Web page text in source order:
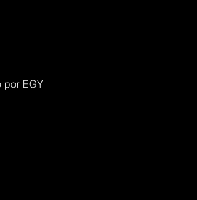
por EGY